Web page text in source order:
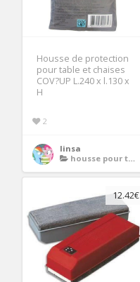
Housse de protection
pour table et chaises
COV?UP L.240 x l.130 x
H
2
linsa
housse pour table de jardin
12.42€